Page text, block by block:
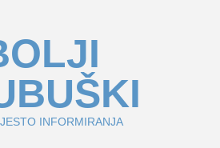
INFORMIRANJA